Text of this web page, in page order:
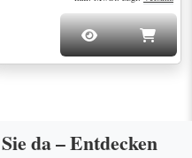
da – Entdecken